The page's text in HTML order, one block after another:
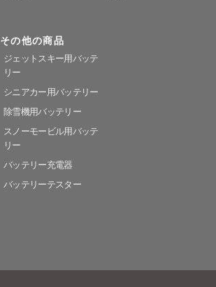
その他の商品
ジェットスキー用バッテ
リー
シニアカー用バッテリー
除雪機用バッテリー
スノーモービル用バッテ
リー
バッテリー充電器
バッテリーテスター